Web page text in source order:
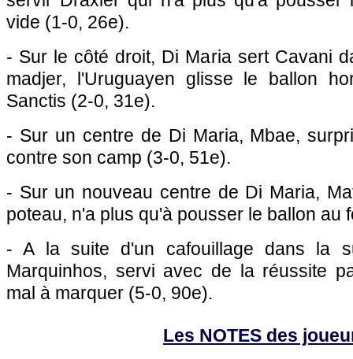
vide (1-0, 26e).
- Sur le côté droit, Di Maria sert Cavani
madjer, l'Uruguayen glisse le ballon
Sanctis (2-0, 31e).
- Sur un centre de Di Maria, Mbae,
contre son camp (3-0, 51e).
- Sur un nouveau centre de Di Maria,
poteau, n'a plus qu'à pousser le ballon au
- A la suite d'un cafouillage dans la
Marquinhos, servi avec de la réussite
mal à marquer (5-0, 90e).
Les NOTES des